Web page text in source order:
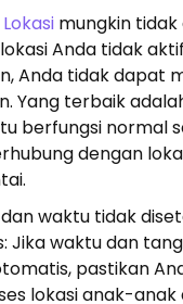
mungkin tidak
Anda tidak
Anda tidak dapat
Yang terbaik
berfungsi normal
dengan
waktu tidak
Jika waktu dan
pastikan
lokasi anak-